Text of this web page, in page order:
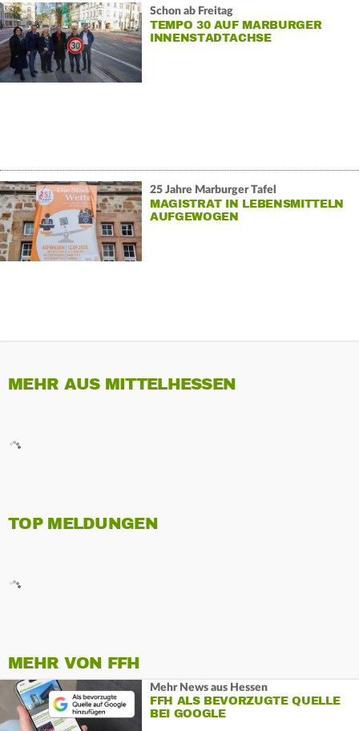
Schon ab Freitag
TEMPO 30 AUF MARBURGER
INNENSTADTACHSE
25 Jahre Marburger Tafel
MAGISTRAT IN LEBENSMITTELN
AUFGEWOGEN
MEHR AUS MITTELHESSEN
TOP MELDUNGEN
MEHR VON FFH
Mehr News aus Hessen
FFH ALS BEVORZUGTE QUELLE
BEI GOOGLE